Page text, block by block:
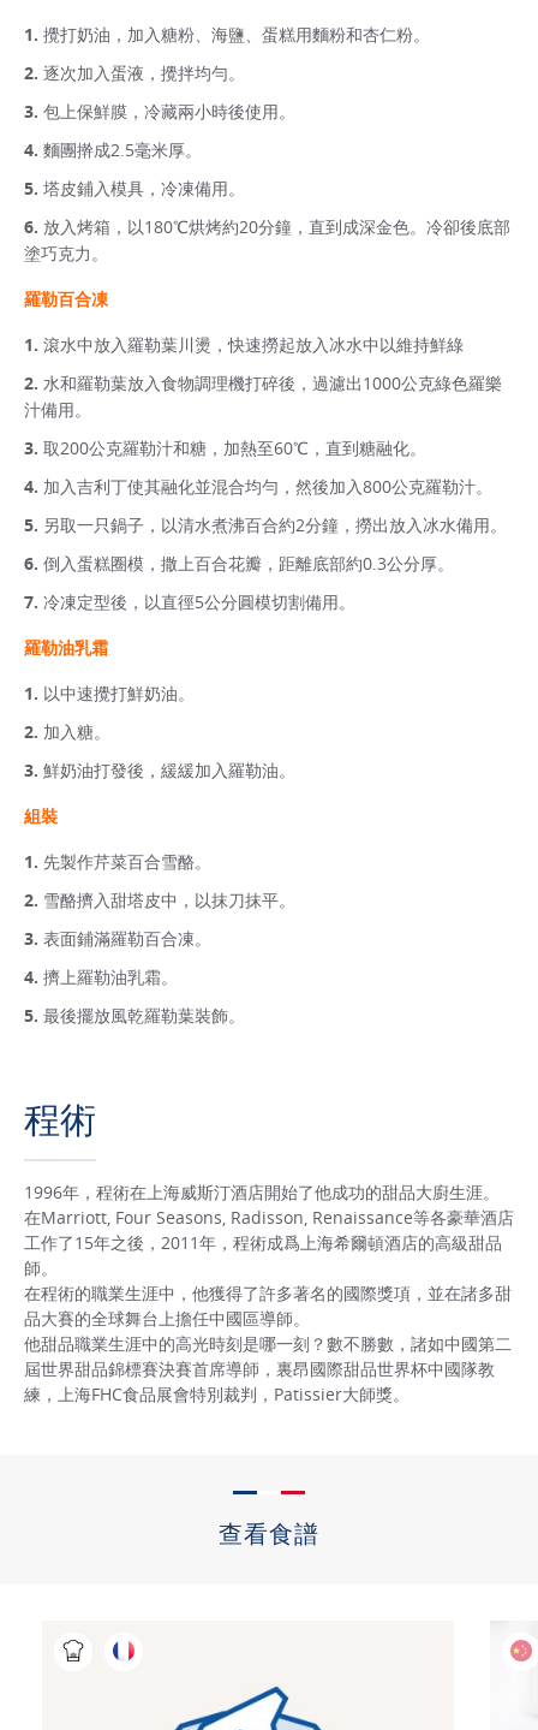
攪打奶油，加入糖粉、海鹽、蛋糕用麵粉和杏仁粉。
逐次加入蛋液，攪拌均勻。
包上保鮮膜，冷藏兩小時後使用。
麵團擀成2.5毫米厚。
塔皮鋪入模具，冷凍備用。
放入烤箱，以180℃烘烤約20分鐘，直到成深金色。冷卻後底部
塗巧克力。
羅勒百合凍
滾水中放入羅勒葉川燙，快速撈起放入冰水中以維持鮮綠
水和羅勒葉放入食物調理機打碎後，過濾出1000公克綠色羅樂
汁備用。
取200公克羅勒汁和糖，加熱至60℃，直到糖融化。
加入吉利丁使其融化並混合均勻，然後加入800公克羅勒汁。
另取一只鍋子，以清水煮沸百合約2分鐘，撈出放入冰水備用。
倒入蛋糕圈模，撒上百合花瓣，距離底部約0.3公分厚。
冷凍定型後，以直徑5公分圓模切割備用。
羅勒油乳霜
以中速攪打鮮奶油。
加入糖。
鮮奶油打發後，緩緩加入羅勒油。
組裝
先製作芹菜百合雪酪。
雪酪擠入甜塔皮中，以抹刀抹平。
表面鋪滿羅勒百合凍。
擠上羅勒油乳霜。
最後擺放風乾羅勒葉裝飾。
程術
1996年，程術在上海威斯汀酒店開始了他成功的甜品大廚生涯。
在Marriott, Four Seasons, Radisson, Renaissance等各豪華酒店
工作了15年之後，2011年，程術成爲上海希爾頓酒店的高級甜品
師。
在程術的職業生涯中，他獲得了許多著名的國際獎項，並在諸多甜
品大賽的全球舞台上擔任中國區導師。
他甜品職業生涯中的高光時刻是哪一刻？數不勝數，諸如中國第二
屆世界甜品錦標賽決賽首席導師，裏昂國際甜品世界杯中國隊教
練，上海FHC食品展會特別裁判，Patissier大師獎。
查看食譜